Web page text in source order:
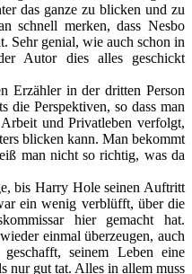
das ganze zu blicken und zu
schnell merken, dass Nesbo
Sehr genial, wie auch schon in
Autor dies alles geschickt
Erzähler in der dritten Person
die Perspektiven, so dass man
und Privatleben verfolgt,
blicken kann. Man bekommt
man nicht so richtig, was da
bis Harry Hole seinen Auftritt
ein wenig verblüfft, über die
hier gemacht hat.
einmal überzeugen, auch
seinem Leben eine
nur gut tat. Alles in allem muss